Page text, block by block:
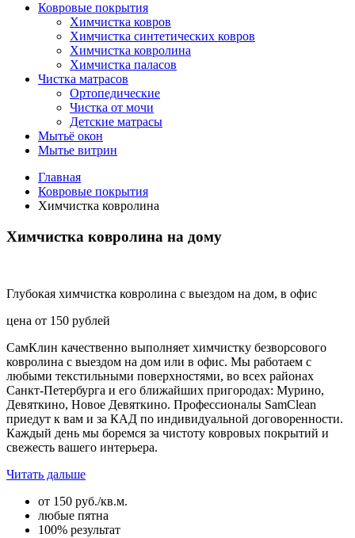
Ковровые покрытия
Химчистка ковров
Химчистка синтетических ковров
Химчистка ковролина
Химчистка паласов
Чистка матрасов
Ортопедические
Чистка от мочи
Детские матрасы
Мытьё окон
Мытье витрин
Главная
Ковровые покрытия
Химчистка ковролина
Химчистка ковролина на дому
Глубокая химчистка ковролина с выездом на дом, в офис
цена от 150 рублей
СамКлин качественно выполняет химчистку безворсового
ковролина с выездом на дом или в офис. Мы работаем с
любыми текстильными поверхностями, во всех районах
Санкт-Петербурга и его ближайших пригородах: Мурино,
Девяткино, Новое Девяткино. Профессионалы SamClean
приедут к вам и за КАД по индивидуальной договоренности.
Каждый день мы боремся за чистоту ковровых покрытий и
свежесть вашего интерьера.
Читать дальше
от 150 руб./кв.м.
любые пятна
100% результат